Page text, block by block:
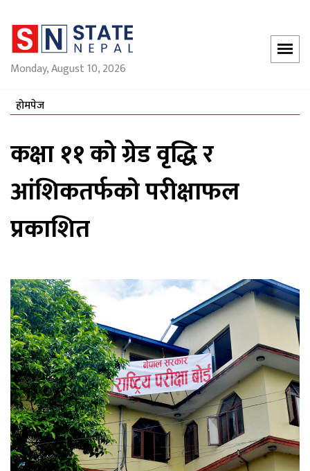
Monday, August 10, 2026
होमपेज
कक्षा ११ को ग्रेड वृद्धि र
आंशिकतर्फको परीक्षाफल
प्रकाशित